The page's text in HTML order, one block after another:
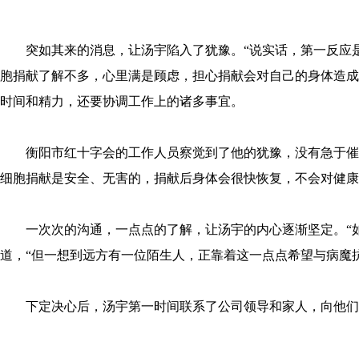
突如其来的消息，让汤宇陷入了犹豫。“说实话，第一反
胞捐献了解不多，心里满是顾虑，担心捐献会对自己的身体造
时间和精力，还要协调工作上的诸多事宜。
衡阳市红十字会的工作人员察觉到了他的犹豫，没有急于
细胞捐献是安全、无害的，捐献后身体会很快恢复，不会对健
一次次的沟通，一点点的了解，让汤宇的内心逐渐坚定。
道，“但一想到远方有一位陌生人，正靠着这一点点希望与病
下定决心后，汤宇第一时间联系了公司领导和家人，向他